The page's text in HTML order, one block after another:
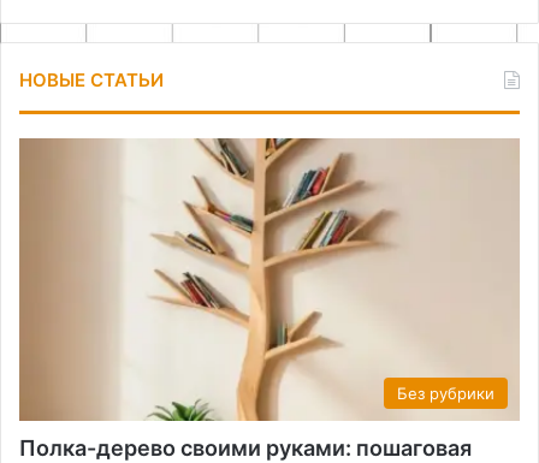
НОВЫЕ СТАТЬИ
Без рубрики
Полка-дерево своими руками: пошаговая